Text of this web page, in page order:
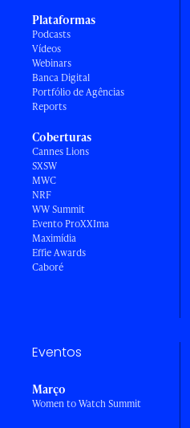
Plataformas
Podcasts
Vídeos
Webinars
Banca Digital
Portfólio de Agências
Reports
Coberturas
Cannes Lions
SXSW
MWC
NRF
WW Summit
Evento ProXXIma
Maximídia
Effie Awards
Caboré
Eventos
Março
Women to Watch Summit